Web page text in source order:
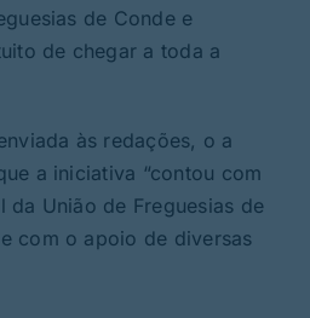
de Conde e
de chegar a toda a
às redações, o a
a iniciativa “contou com
da União de Freguesias de
com o apoio de diversas